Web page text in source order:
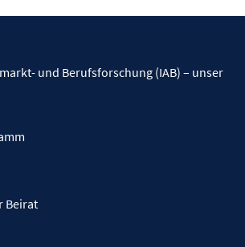
und Berufsforschung (IAB) – unser
Beirat